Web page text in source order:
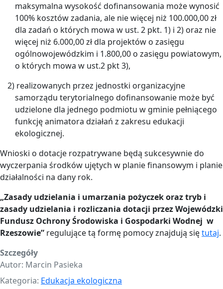
maksymalna wysokość dofinansowania może wynosić
100% kosztów zadania, ale nie więcej niż 100.000,00 zł
dla zadań o których mowa w ust. 2 pkt. 1) i 2) oraz nie
więcej niż 6.000,00 zł dla projektów o zasięgu
ogólnowojewódzkim i 1.800,00 o zasięgu powiatowym,
o których mowa w ust.2 pkt 3),
2) realizowanych przez jednostki organizacyjne
samorządu terytorialnego dofinansowanie może być
udzielone dla jednego podmiotu w gminie pełniącego
funkcję animatora działań z zakresu edukacji
ekologicznej.
Wnioski o dotacje rozpatrywane będą sukcesywnie do
wyczerpania środków ujętych w planie finansowym i planie
działalności na dany rok.
„Zasady udzielania i umarzania pożyczek oraz tryb i
zasady udzielania i rozliczania dotacji przez Wojewódzki
Fundusz Ochrony Środowiska i Gospodarki Wodnej w
Rzeszowie” regulujące tą formę pomocy znajdują siętutaj.
Szczegóły
Autor: Marcin Pasieka
Kategoria: Edukacja ekologiczna